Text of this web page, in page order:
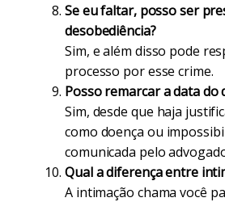
Se eu faltar, posso ser
desobediência?
Sim, e além disso pode
processo por esse crime.
Posso remarcar a data do
Sim, desde que haja
como doença ou
comunicada pelo
Qual a diferença entre
A intimação chama você